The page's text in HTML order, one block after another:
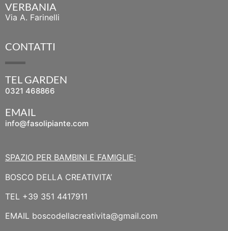
VERBANIA
Via A. Farinelli
CONTATTI
TEL GARDEN
0321 468866
EMAIL
info@fasolipiante.com
SPAZIO PER BAMBINI E FAMIGLIE:
BOSCO DELLA CREATIVITA’
TEL +39 351 4417911
EMAIL boscodellacreativita@gmail.com